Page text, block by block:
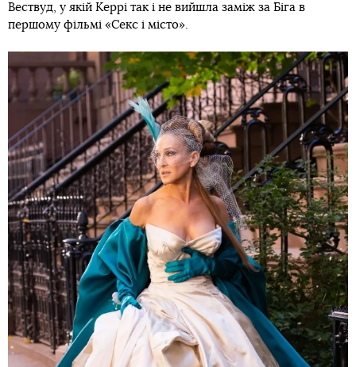
Вествуд, у якій Керрі так і не вийшла заміж за Біга в
першому фільмі «Секс і місто».